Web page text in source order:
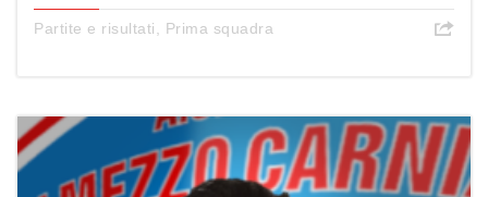
Partite e risultati, Prima squadra